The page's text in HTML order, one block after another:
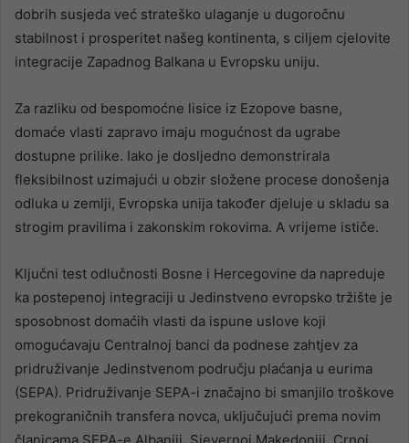
dobrih susjeda već strateško ulaganje u dugoročnu
stabilnost i prosperitet našeg kontinenta, s ciljem cjelovite
integracije Zapadnog Balkana u Evropsku uniju.
Za razliku od bespomoćne lisice iz Ezopove basne,
domaće vlasti zapravo imaju mogućnost da ugrabe
dostupne prilike. Iako je dosljedno demonstrirala
fleksibilnost uzimajući u obzir složene procese donošenja
odluka u zemlji, Evropska unija također djeluje u skladu sa
strogim pravilima i zakonskim rokovima. A vrijeme ističe.
Ključni test odlučnosti Bosne i Hercegovine da napreduje
ka postepenoj integraciji u Jedinstveno evropsko tržište je
sposobnost domaćih vlasti da ispune uslove koji
omogućavaju Centralnoj banci da podnese zahtjev za
pridruživanje Jedinstvenom području plaćanja u eurima
(SEPA). Pridruživanje SEPA-i značajno bi smanjilo troškove
prekograničnih transfera novca, uključujući prema novim
članicama SEPA-e Albaniji, Sjevernoj Makedoniji, Crnoj